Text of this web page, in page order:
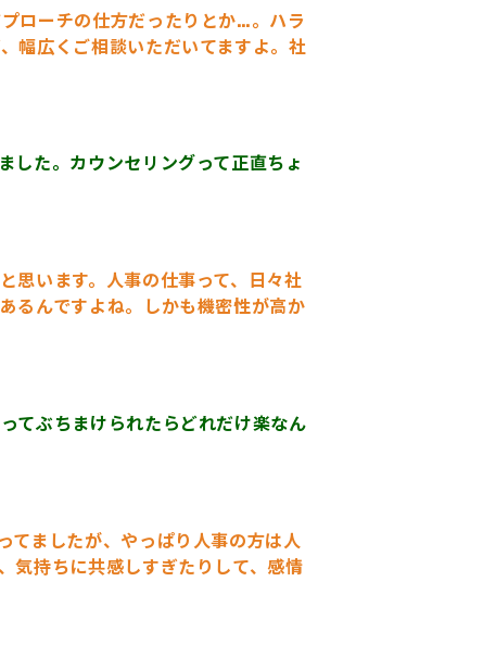
ローチの仕方だったりとか…。ハラ
幅広くご相談いただいてますよ。社
した。カウンセリングって正直ちょ
思います。人事の仕事って、日々社
るんですよね。しかも機密性が高か
てぶちまけられたらどれだけ楽なん
てましたが、やっぱり人事の方は人
気持ちに共感しすぎたりして、感情